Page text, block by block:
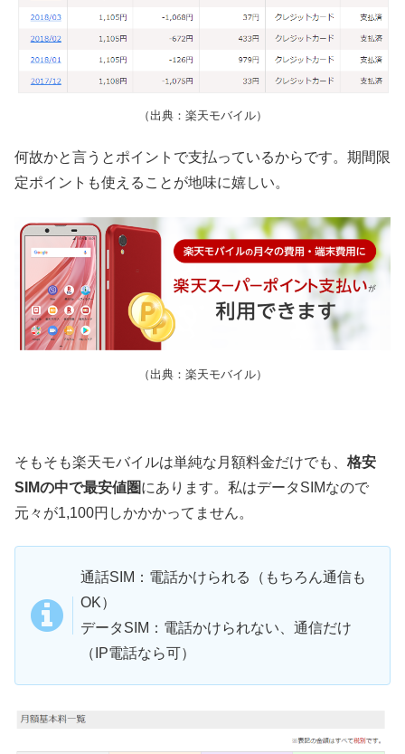
（出典：楽天モバイル）
何故かと言うとポイントで支払っているからです。期間限
定ポイントも使えることが地味に嬉しい。
（出典：楽天モバイル）
そもそも楽天モバイルは単純な月額料金だけでも、 格安
SIMの中で最安値圏にあります。私はデータSIMなので
元々が1,100円しかかかってません。
通話SIM：電話かけられる（もちろん通信も
OK）
データSIM：電話かけられない、通信だけ
（IP電話なら可）